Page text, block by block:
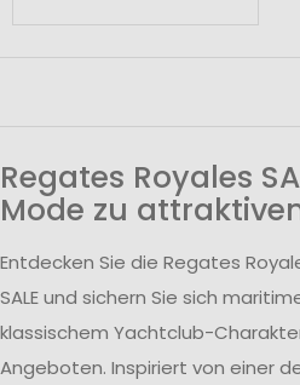
Regates Royales
Mode zu
Entdecken Sie die Regates
SALE und sichern Sie sich
klassischem Yachtclub-
Angeboten. Inspiriert von einer